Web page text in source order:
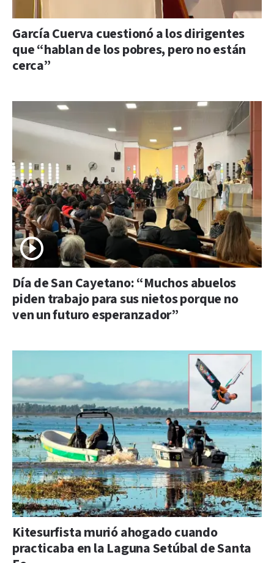
García Cuerva cuestionó a los dirigentes
que “hablan de los pobres, pero no están
cerca”
Día de San Cayetano: “Muchos abuelos
piden trabajo para sus nietos porque no
ven un futuro esperanzador”
Kitesurfista murió ahogado cuando
practicaba en la Laguna Setúbal de Santa